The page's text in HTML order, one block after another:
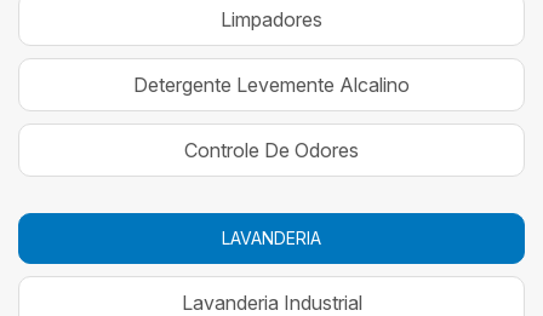
Limpadores
Detergente Levemente Alcalino
Controle De Odores
LAVANDERIA
Lavanderia Industrial